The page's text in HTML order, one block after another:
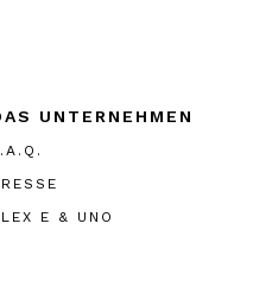
UNTERNEHMEN
E & UNO